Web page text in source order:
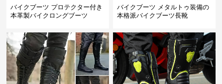
バイクブーツ プロテクター付き
本革製バイクロングブーツ
バイクブーツ メタルトゥ装備の
本格派バイクブーツ長靴